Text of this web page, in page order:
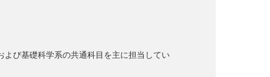
よび基礎科学系の共通科目を主に担当してい